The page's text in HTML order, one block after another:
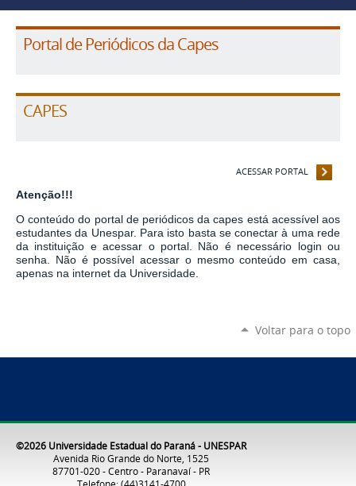
Portal de Periódicos da Capes
CAPES
ACESSAR PORTAL
Atenção!!!
O conteúdo do portal de periódicos da capes está acessível aos
estudantes da Unespar. Para isto basta se conectar à uma rede
da instituição eacessar o portal . Não é necessário login ou
senha. Não é possível acessar o mesmo conteúdo em casa,
apenas na internet da Universidade.
Voltar para o topo
©2026 Universidade Estadual do Paraná - UNESPAR
Avenida Rio Grande do Norte, 1525
87701-020 - Centro - Paranavaí - PR
Telefone: (44)3141-4700